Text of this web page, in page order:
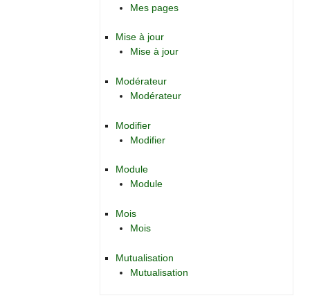
Mes pages
Mise à jour
Mise à jour
Modérateur
Modérateur
Modifier
Modifier
Module
Module
Mois
Mois
Mutualisation
Mutualisation